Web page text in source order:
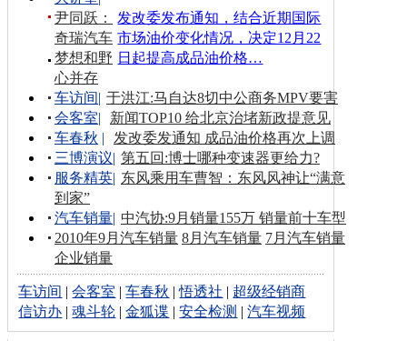
发改委发布通知，结合近期国际
市场油价变化情况，决定12月22
日起提高成品油价格…
尹同跃：
奇瑞汽车
梦想和野
心并存
车访间| 于洪江:马自达8切中公商务MPV要害
会客室|
新闻TOP10 给北京治堵新政提意见
车春秋 |
发改委发通知 成品油价格再次上调
三博演议| 第五回:博士哪种变速器更给力?
服务精英| 东风乘用车曹智：东风风神让“满意
到家”
汽车销量| 中汽协:9月销量155万 销量前十车型
2010年9月汽车销量 8月汽车销量 7月汽车销量
企业销量
车访间 |会客室 |车春秋 |悟透社 | 超级经销商
信访办 |魂斗轮 |金狐谍 |安全检测 |汽车视频